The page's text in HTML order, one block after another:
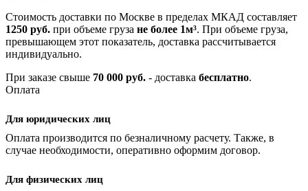
Стоимость доставки по Москве в пределах МКАД составляет
1250 руб. при объеме груза не более 1м³. При объеме груза,
превышающем этот показатель, доставка рассчитывается
индивидуально.
При заказе свыше 70 000 руб. - доставка бесплатно.
Оплата
Для юридических лиц
Оплата производится по безналичному расчету. Также, в
случае необходимости, оперативно оформим договор.
Для физических лиц